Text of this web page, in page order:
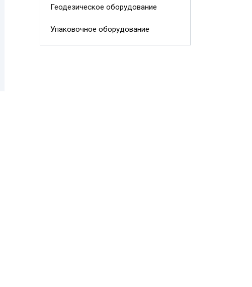
Геодезическое оборудование
Упаковочное оборудование